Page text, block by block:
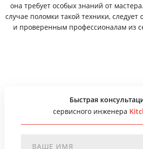
она требует особых знаний от
случае поломки такой техники,
и проверенным профессионалам из
Быстрая
сервисного инженера